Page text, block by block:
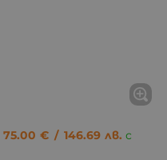
75.00 € / 146.69 лв. с